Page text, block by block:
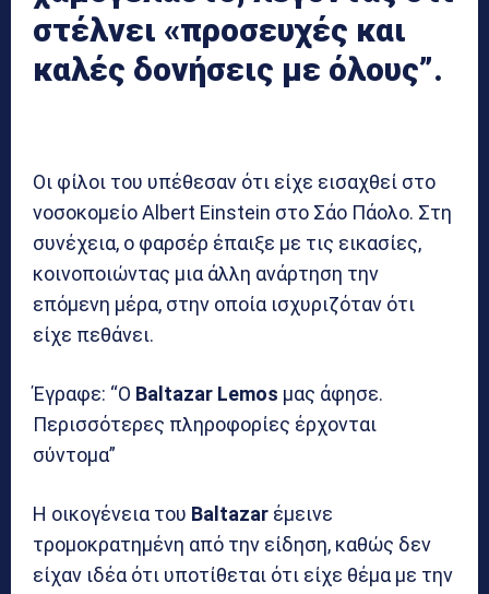
στέλνει «προσευχές και
καλές δονήσεις με όλους”.
Οι φίλοι του υπέθεσαν ότι είχε εισαχθεί στο
νοσοκομείο Albert Einstein στο Σάο Πάολο. Στη
συνέχεια, ο φαρσέρ έπαιξε με τις εικασίες,
κοινοποιώντας μια άλλη ανάρτηση την
επόμενη μέρα, στην οποία ισχυριζόταν ότι
είχε πεθάνει.
Έγραφε: “Ο Baltazar Lemos μας άφησε.
Περισσότερες πληροφορίες έρχονται
σύντομα”
Η οικογένεια του Baltazar έμεινε
τρομοκρατημένη από την είδηση, καθώς δεν
είχαν ιδέα ότι υποτίθεται ότι είχε θέμα με την